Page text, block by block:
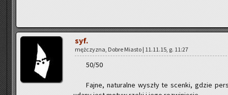
syf.
męż­czy­zna, Dobre Mia­sto | 11.11.15, g. 11:27
50/50
Fajne, na­tu­ral­ne wy­szły te scen­ki, gdzie